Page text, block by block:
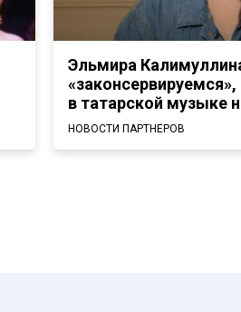
Эльмира
«законсервируемся»,
в татарской музыке
НОВОСТИ ПАРТНЕРОВ